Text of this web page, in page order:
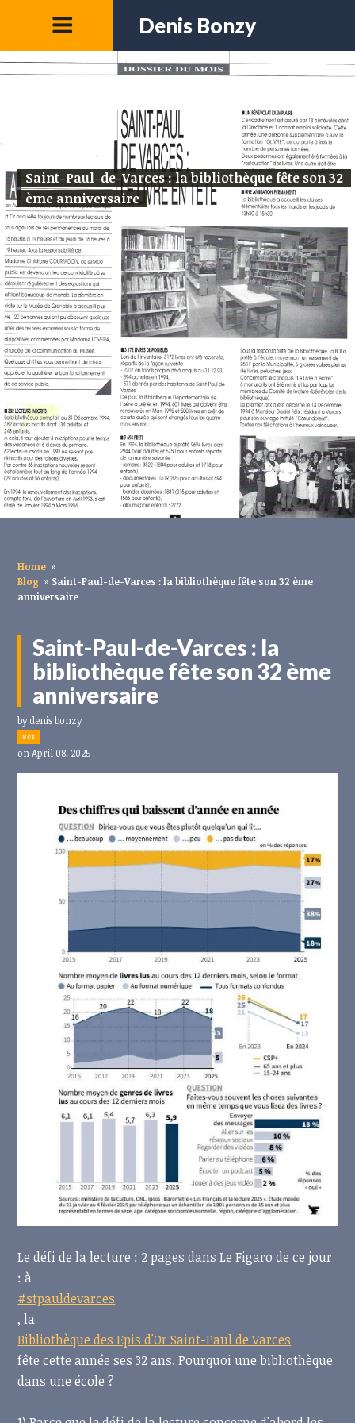
Denis Bonzy
Saint-Paul-de-Varces : la bibliothèque fête son 32
ème anniversaire
Home »
Blog » Saint-Paul-de-Varces : la bibliothèque fête son 32 ème
anniversaire
Saint-Paul-de-Varces : la
bibliothèque fête son 32 ème
anniversaire
bydenis bonzy
8cs
on April 08, 2025
Le défi de la lecture : 2 pages dans Le Figaro de ce jour
: à
#stpauldevarces
, la
Bibliothèque des Epis d'Or Saint-Paul de Varces
fête cette année ses 32 ans. Pourquoiune bibliothèque
dans une école ?